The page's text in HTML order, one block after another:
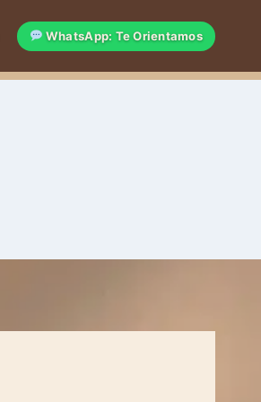
WhatsApp: Te Orientamos